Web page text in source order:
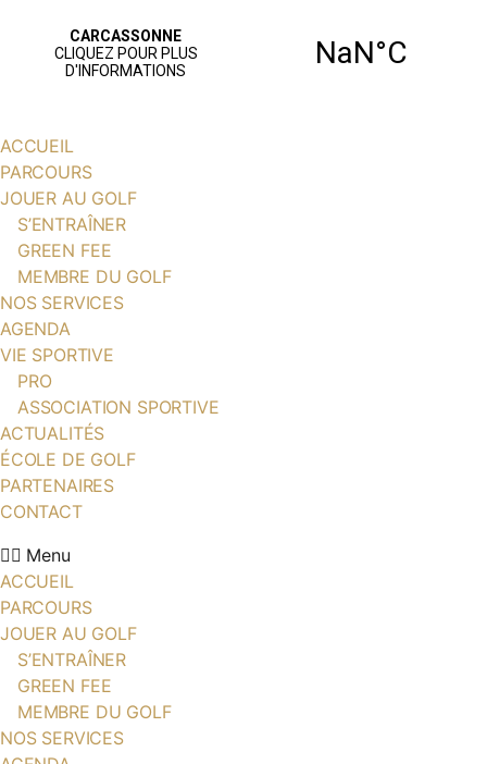
ACCUEIL
PARCOURS
JOUER AU GOLF
S’ENTRAÎNER
GREEN FEE
MEMBRE DU GOLF
NOS SERVICES
AGENDA
VIE SPORTIVE
PRO
ASSOCIATION SPORTIVE
ACTUALITÉS
ÉCOLE DE GOLF
PARTENAIRES
CONTACT
Menu
ACCUEIL
PARCOURS
JOUER AU GOLF
S’ENTRAÎNER
GREEN FEE
MEMBRE DU GOLF
NOS SERVICES